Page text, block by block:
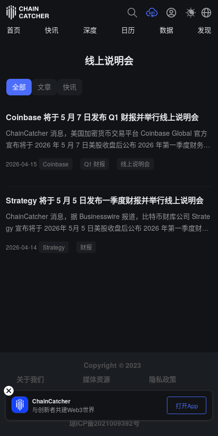
首页 快讯 深度 日历 数据 发现
线上说明会
全部 文章 快讯
Coinbase 将于 5 月 7 日发布 Q1 财报并举行线上说明会
ChainCatcher 消息，美国加密货币交易平台 Coinbase Global 官方
宣布将于 2026 年 5 月 7 日美股收盘后公布 2026 年第一季度财务业
绩。
2026-04-15 Coinbase Q1 财报 线上说明会
Strategy 将于 5 月 5 日发布一季度财报并举行线上说明会
ChainCatcher 消息，据 Businesswire 报道，比特币财库公司 Strate
gy 宣布将于 2026年 5月 5 日美股收盘后公布 2026 年第一季度财务
2026-04-14 Strategy 财报
Copyright © 2023
关于我们
媒体资源
隐私政策
风险提示
招聘
琼ICP备2021009392号
ChainCatcher
与创新者共建Web3世界 打开App